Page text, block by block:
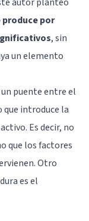
por
, sin
un elemento
puente entre el
introduce la
Es decir, no
que los factores
Otro
es el